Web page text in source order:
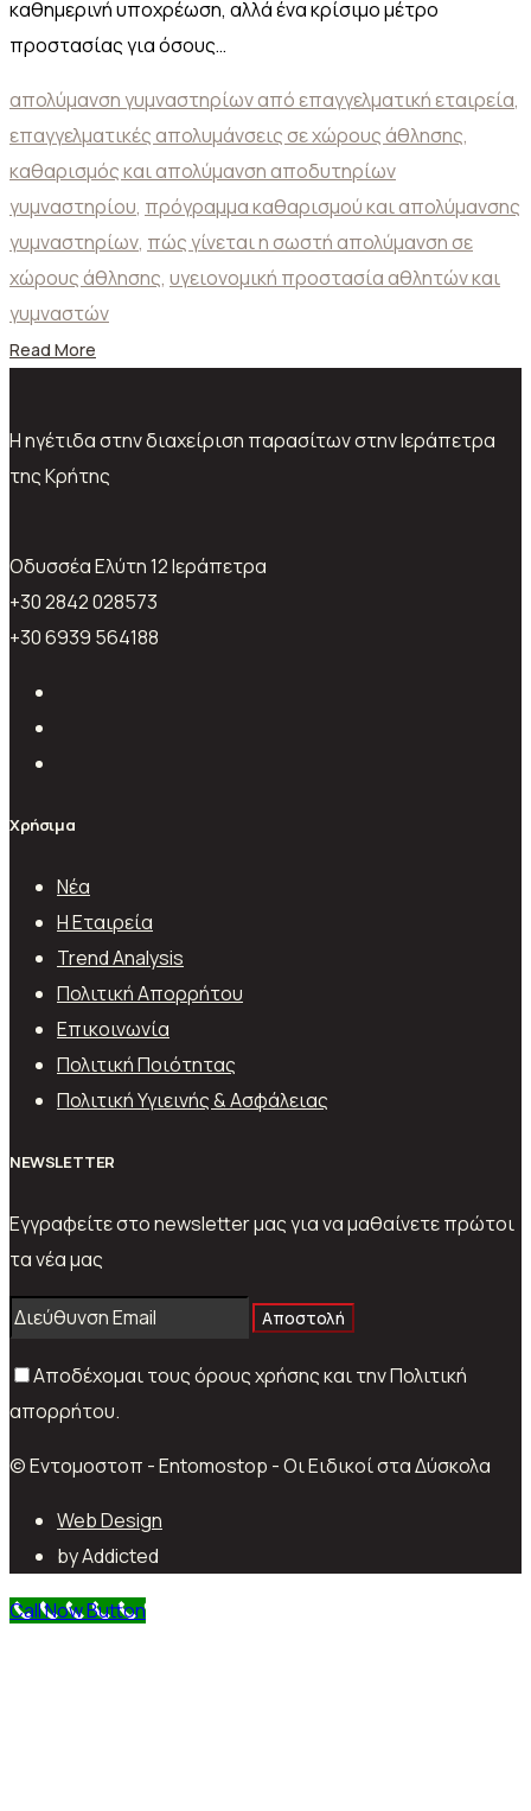
καθημερινή υποχρέωση, αλλά ένα κρίσιμο μέτρο
προστασίας για όσους…
απολύμανση γυμναστηρίων από επαγγελματική εταιρεία,
επαγγελματικές απολυμάνσεις σε χώρους άθλησης,
καθαρισμός και απολύμανση αποδυτηρίων
γυμναστηρίου, πρόγραμμα καθαρισμού και απολύμανσης
γυμναστηρίων, πώς γίνεται η σωστή απολύμανση σε
χώρους άθλησης, υγειονομική προστασία αθλητών και
γυμναστών
Read More
Η ηγέτιδα στην διαχείριση παρασίτων στην Ιεράπετρα
της Κρήτης
Oδυσσέα Ελύτη 12 Ιεράπετρα
+30 2842 028573
+30 6939 564188
Χρήσιμα
Νέα
Η Εταιρεία
Trend Analysis
Πολιτική Απορρήτου
Επικοινωνία
Πολιτική Ποιότητας
Πολιτική Υγιεινής & Ασφάλειας
ΝEWSLETTER
Εγγραφείτε στο newsletter μας για να μαθαίνετε πρώτοι
τα νέα μας
Αποστολή
Αποδέχομαι τους όρους χρήσης και την Πολιτική
απορρήτου.
© Εντομοστοπ - Entomostop - Οι Ειδικοί στα Δύσκολα
Web Design
by Addicted
Call Now Button